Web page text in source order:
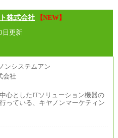
株式会社
【NEW】
日更新
心としたITソリューション機器の
っている、キヤノンマーケティン